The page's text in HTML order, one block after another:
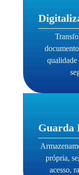
qualidade
Guarda
própria,
acesso,